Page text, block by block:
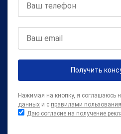
Получить
Нажимая на кнопку, я соглашаюсь
данных и с правилами
Даю согласие на получение